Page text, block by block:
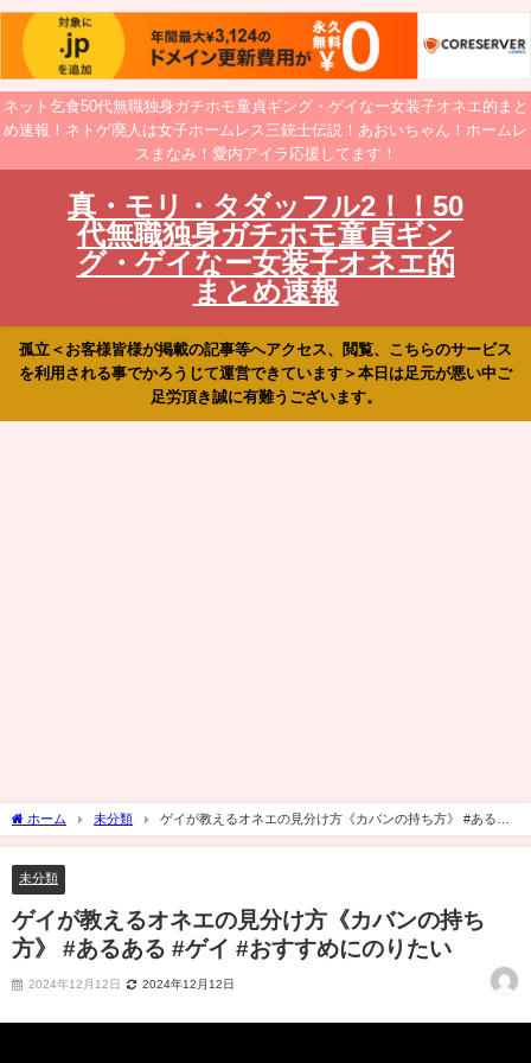
ネット乞食50代無職独身ガチホモ童貞ギング・ゲイなー女装子オネエ的まと
め速報！ネトゲ廃人は女子ホームレス三銃士伝説！あおいちゃん！ホームレ
スまなみ！愛内アイラ応援してます！
真・モリ・タダッフル2！！50
代無職独身ガチホモ童貞ギン
グ・ゲイなー女装子オネエ的
まとめ速報
孤立＜お客様皆様が掲載の記事等へアクセス、閲覧、こちらのサービス
を利用される事でかろうじて運営できています＞本日は足元が悪い中ご
足労頂き誠に有難うございます。
ホーム 未分類
ゲイが教えるオネエの見分け方《カバンの持ち方》 #あるあ
る #ゲイ #おすすめにのりたい
未分類
ゲイが教えるオネエの見分け方《カバンの持ち
方》 #あるある #ゲイ #おすすめにのりたい
2024年12月12日 2024年12月12日